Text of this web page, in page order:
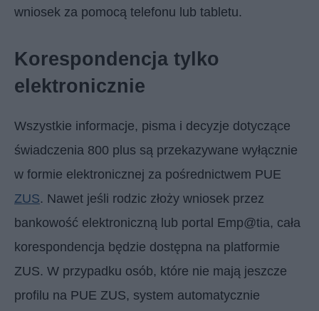
wniosek za pomocą telefonu lub tabletu.
Korespondencja tylko
elektronicznie
Wszystkie informacje, pisma i decyzje dotyczące
świadczenia 800 plus są przekazywane wyłącznie
w formie elektronicznej za pośrednictwem PUE
ZUS. Nawet jeśli rodzic złoży wniosek przez
bankowość elektroniczną lub portal Emp@tia, cała
korespondencja będzie dostępna na platformie
ZUS. W przypadku osób, które nie mają jeszcze
profilu na PUE ZUS, system automatycznie